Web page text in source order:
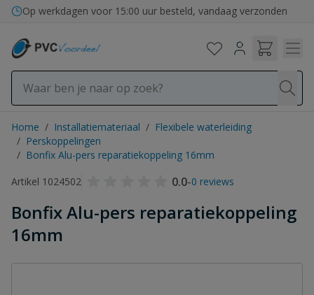
Ga naar de inhoud
Op werkdagen voor 15:00 uur besteld, vandaag verzonden
Home / Installatiemateriaal / Flexibele waterleiding
/ Perskoppelingen
/ Bonfix Alu-pers reparatiekoppeling 16mm
Artikel 1024502
0.0-0 reviews
Bonfix Alu-pers reparatiekoppeling
16mm